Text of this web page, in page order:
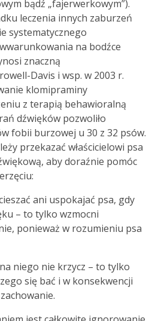
bądź „fajerwerkowym”).
leczenia innych zaburzeń
systematycznego
na bodźce
znaczną
Davis i wsp. w 2003 r.
klomipraminy
z terapią behawioralną
dźwięków pozwoliło
fobii burzowej u 30 z 32 psów.
przekazać właścicielowi psa
aby doraźnie pomóc
ani uspokajać psa, gdy
– to tylko wzmocni
ponieważ w rozumieniu psa
niego nie krzycz – to tylko
się bać i w konsekwencji